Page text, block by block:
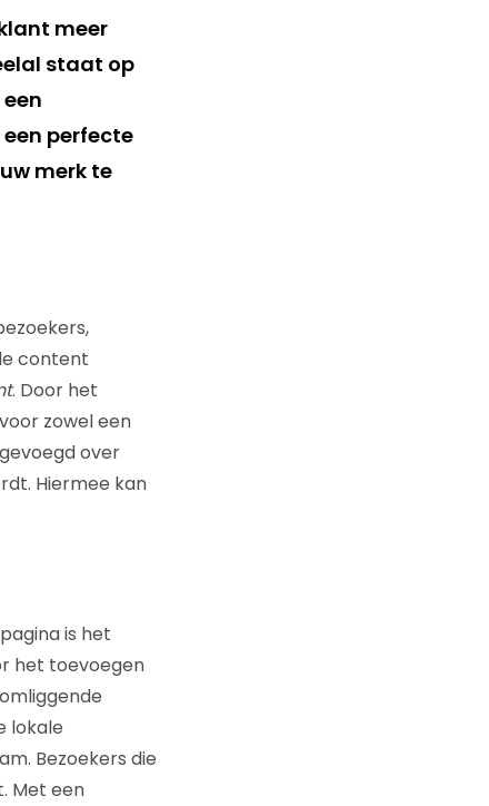
meer
staat op
perfecte
merk te
content
. Door het
zowel een
over
Hiermee kan
is het
het toevoegen
lokale
Bezoekers die
Met een